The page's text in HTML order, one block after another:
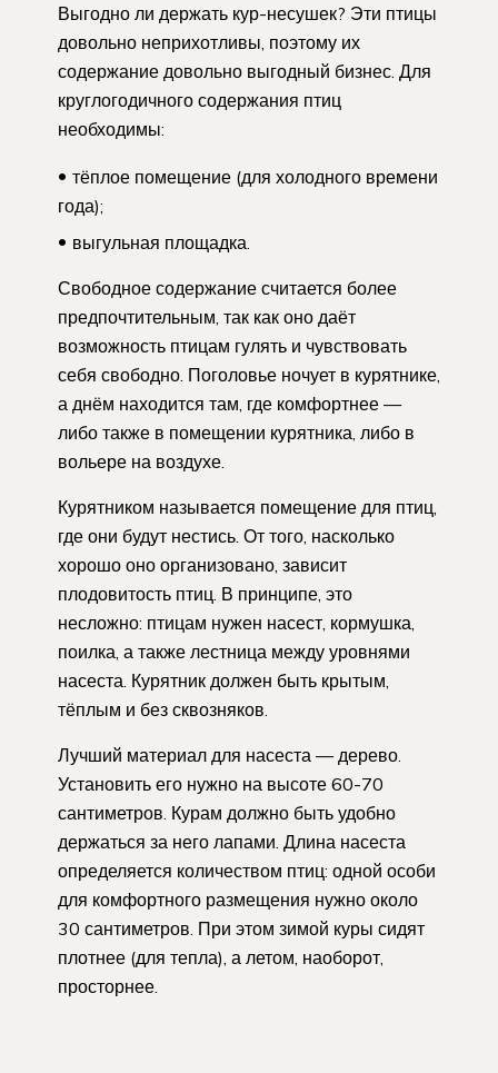
Выгодно ли держать кур-несушек? Эти птицы
довольно неприхотливы, поэтому их
содержание довольно выгодный бизнес. Для
круглогодичного содержания птиц
необходимы:
тёплое помещение (для холодного времени
года);
выгульная площадка.
Свободное содержание считается более
предпочтительным, так как оно даёт
возможность птицам гулять и чувствовать
себя свободно. Поголовье ночует в курятнике,
а днём находится там, где комфортнее —
либо также в помещении курятника, либо в
вольере на воздухе.
Курятником называется помещение для птиц,
где они будут нестись. От того, насколько
хорошо оно организовано, зависит
плодовитость птиц. В принципе, это
несложно: птицам нужен насест, кормушка,
поилка, а также лестница между уровнями
насеста. Курятник должен быть крытым,
тёплым и без сквозняков.
Лучший материал для насеста — дерево.
Установить его нужно на высоте 60-70
сантиметров. Курам должно быть удобно
держаться за него лапами. Длина насеста
определяется количеством птиц: одной особи
для комфортного размещения нужно около
30 сантиметров. При этом зимой куры сидят
плотнее (для тепла), а летом, наоборот,
просторнее.